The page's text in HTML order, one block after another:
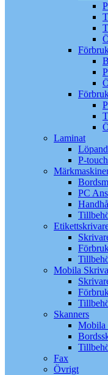
Laminat
P-
PC
Mobila
Skanners
Mobila
Fax
Övrigt